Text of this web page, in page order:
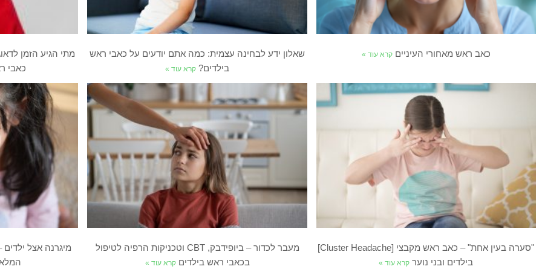
כאב ראש מאחורי העינייםקרא עוד »
שאלון ידע לבחינה עצמית: כמה אתם יודעים על כאבי ראש
בילדים? קרא עוד »
מתי הגיע הזמן
כאבי
"סערה בעין אחת" – כאב ראש מקבצי [Cluster Headache]
בילדים ובני נוער קרא עוד »
מעבר לכדור – ביופידבק, CBT וטכניקות הרפיה לטיפול
בכאבי ראש בילדיםקרא עוד »
מיגרנה אצל
המלא